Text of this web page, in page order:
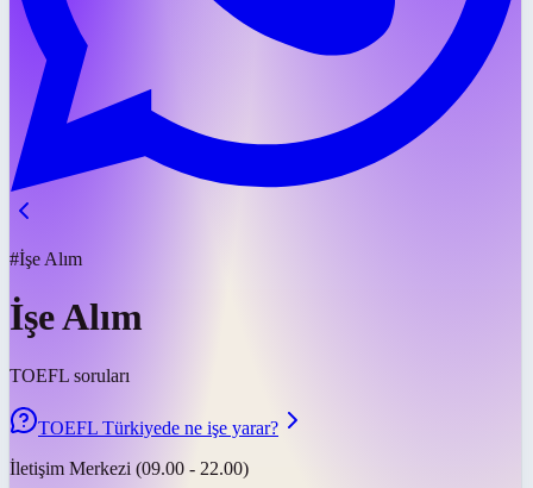
#İşe Alım
İşe Alım
TOEFL soruları
TOEFL Türkiyede ne işe yarar?
İletişim Merkezi (09.00 - 22.00)